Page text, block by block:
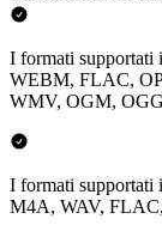
I formati
WEBM, FLAC,
WMV, OGM,
I formati
M4A, WAV,